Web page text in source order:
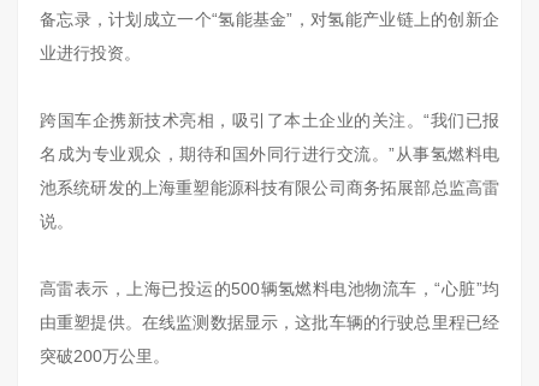
备忘录，计划成立一个“氢能基金”，对氢能产业链上的创新企
业进行投资。
跨国车企携新技术亮相，吸引了本土企业的关注。“我们已报
名成为专业观众，期待和国外同行进行交流。”从事氢燃料电
池系统研发的上海重塑能源科技有限公司商务拓展部总监高雷
说。
高雷表示，上海已投运的500辆氢燃料电池物流车，“心脏”均
由重塑提供。在线监测数据显示，这批车辆的行驶总里程已经
突破200万公里。